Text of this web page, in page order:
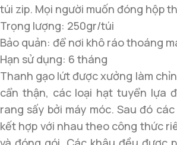
túi zip. Mọi người muốn đóng hộp
Trọng lượng: 250gr/túi
Bảo quản: để nơi khô ráo thoáng
Hạn sử dụng: 6 tháng
Thanh gạo lứt được xưởng làm
cẩn thận, các loại hạt tuyển lựa
rang sấy bởi máy móc. Sau đó
kết hợp với nhau theo công thức